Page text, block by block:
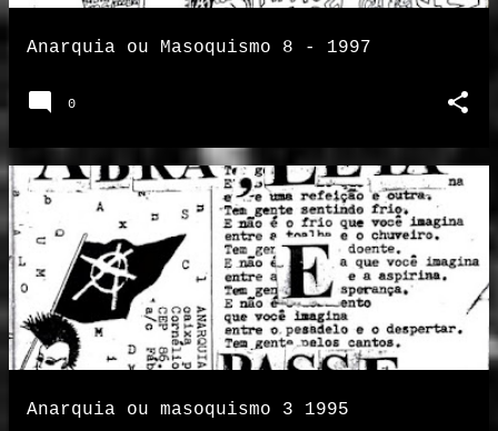
Anarquia ou Masoquismo 8 - 1997
0
Anarquia ou masoquismo 3 1995